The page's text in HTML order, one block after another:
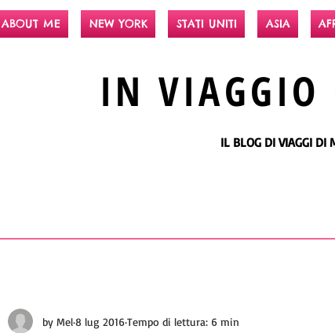
ABOUT ME NEW YORK STATI UNITI ASIA
IN VIAGGIO
IL BLOG DI VIAGGI DI
by Mel8 lug 2016Tempo di lettura: 6 min